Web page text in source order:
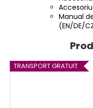
Manual
(EN/DE/
TRANSPORT GRATUIT